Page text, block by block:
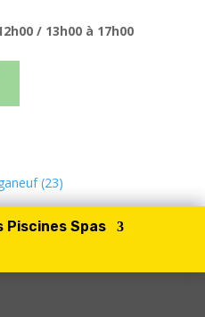
/ 13h00 à 17h00
(23)
Piscines Spas